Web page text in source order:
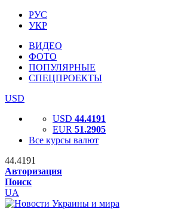
РУС
УКР
ВИДЕО
ФОТО
ПОПУЛЯРНЫЕ
СПЕЦПРОЕКТЫ
USD
USD 44.4191
EUR 51.2905
Все курсы валют
44.4191
Авторизация
Поиск
UA